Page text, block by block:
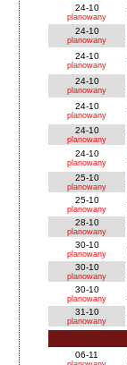
24-10
planowany
24-10
planowany
24-10
planowany
24-10
planowany
24-10
planowany
24-10
planowany
24-10
planowany
25-10
planowany
25-10
planowany
28-10
planowany
30-10
planowany
30-10
planowany
30-10
planowany
31-10
planowany
06-11